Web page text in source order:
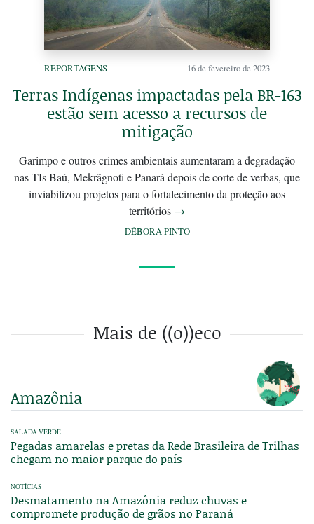
REPORTAGENS 16 de fevereiro de 2023
Terras Indígenas impactadas pela BR-163
estão sem acesso a recursos de
mitigação
Garimpo e outros crimes ambientais aumentaram a degradação
nas TIs Baú, Mekrãgnoti e Panará depois de corte de verbas, que
inviabilizou projetos para o fortalecimento da proteção aos
territórios →
DÉBORA PINTO
Mais de ((o))eco
Amazônia
SALADA VERDE
Pegadas amarelas e pretas da Rede Brasileira de Trilhas
chegam no maior parque do país
NOTÍCIAS
Desmatamento na Amazônia reduz chuvas e
compromete produção de grãos no Paraná